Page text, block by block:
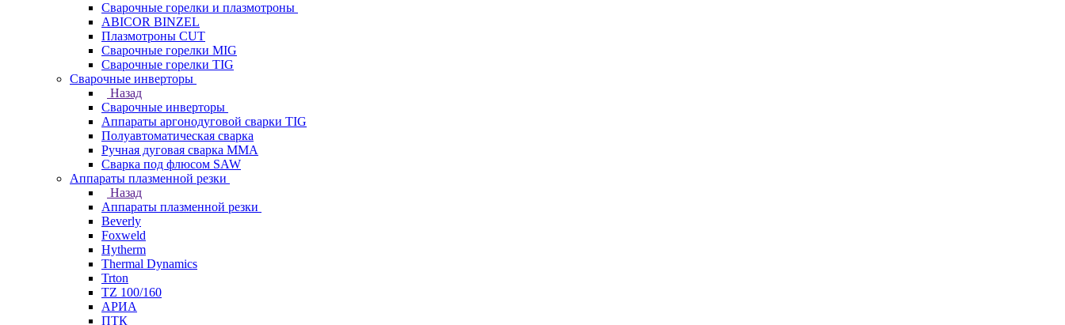
Сварочные горелки и плазмотроны
ABICOR BINZEL
Плазмотроны CUT
Сварочные горелки MIG
Сварочные горелки TIG
Сварочные инверторы
Назад
Сварочные инверторы
Аппараты аргонодуговой сварки TIG
Полуавтоматическая сварка
Ручная дуговая сварка MMA
Сварка под флюсом SAW
Аппараты плазменной резки
Назад
Аппараты плазменной резки
Beverly
Foxweld
Hytherm
Thermal Dynamics
Trton
TZ 100/160
АРИА
ПТК